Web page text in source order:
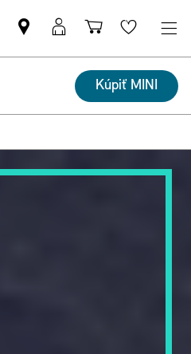
Nájsť
MINI
partnera
MyMINI
prihlásenie
Nákupný
košík
Wishlist
Kúpiť MINI